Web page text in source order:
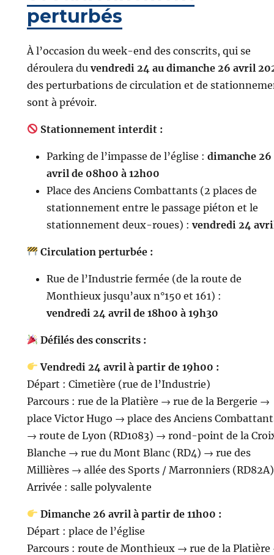
perturbés
À l’occasion du week-end des conscrits, qui se
déroulera du vendredi 24 au dimanche 26 avril
des perturbations de circulation et de
sont à prévoir.
Stationnement interdit :
Parking de l’impasse de l’église : dimanche 26
avril de 08h00 à 12h00
Place des Anciens Combattants (2 places de
stationnement entre le passage piéton et le
stationnement deux-roues) : vendredi 24
Circulation perturbée :
Rue de l’Industrie fermée (de la route de
Monthieux jusqu’aux n°150 et 161) :
vendredi 24 avril de 18h00 à 19h30
Défilés des conscrits :
Vendredi 24 avril à partir de 19h00 :
Départ : Cimetière (rue de l’Industrie)
Parcours : rue de la Platière → rue de la Bergerie →
place Victor Hugo → place des Anciens
→ route de Lyon (RD1083) → rond-point de la
Blanche → rue du Mont Blanc (RD4) → rue des
Millières → allée des Sports / Marronniers (RD82A)
Arrivée : salle polyvalente
Dimanche 26 avril à partir de 11h00 :
Départ : place de l’église
Parcours : route de Monthieux → rue de la